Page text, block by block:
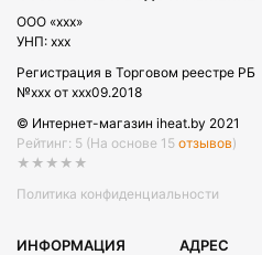
OOO «xxx»
УНП: xxx
Регистрация в Торговом реестре РБ
№xxx от xxx09.2018
© Интернет-магазин iheat.by 2021
Рейтинг: 5 (На основе 15 отзывов)
★★★★★
Политика конфиденциальности
ИНФОРМАЦИЯ АДРЕС